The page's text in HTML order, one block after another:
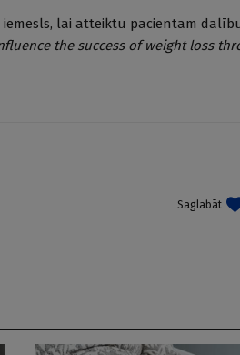
iemesls, lai atteiktu pacientam
the success of weight loss
Saglabāt